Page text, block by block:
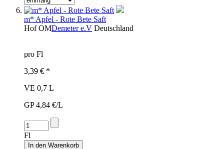
m* Apfel - Rote Bete Saft
Hof OMDemeter e.V Deutschland
pro Fl
3,39 € *
VE 0,7 L
GP 4,84 €/L
Fl